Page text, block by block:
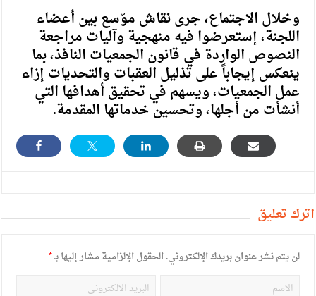
وخلال الاجتماع، جرى نقاش موّسع بين أعضاء
اللجنة، إستعرضوا فيه منهجية وآليات مراجعة
النصوص الواردة في قانون الجمعيات النافذ، بما
ينعكس إيجاباً على تذليل العقبات والتحديات إزاء
عمل الجمعيات، ويسهم في تحقيق أهدافها التي
أنشأت من أجلها، وتحسين خدماتها المقدمة.
أترك تعليق
لن يتم نشر عنوان بريدك الإلكتروني.الحقول الإلزامية مشار إليها بـ*